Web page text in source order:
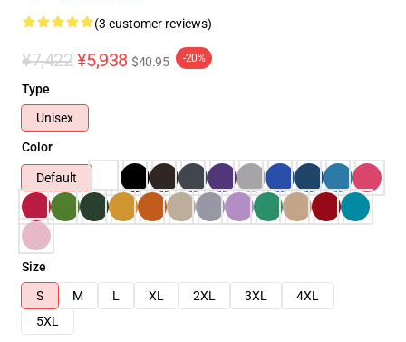
(3 customer reviews)
¥7,422 ¥5,938 $40.95 -20%
Type
Unisex
Color
Default
Size
S
M L XL 2XL 3XL
4XL
5XL